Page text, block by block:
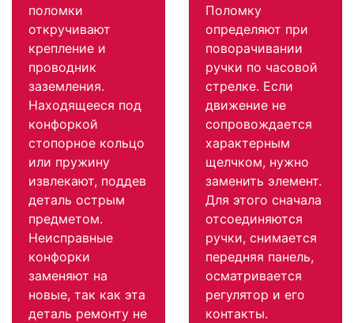
поломки
откручивают
крепление и
проводник
заземления.
Находящееся под
конфоркой
стопорное кольцо
или пружину
извлекают, поддев
деталь острым
предметом.
Неисправные
конфорки
заменяют на
новые, так как эта
деталь ремонту не
Поломку
определяют при
поворачивании
ручки по часовой
стрелке. Если
движение не
сопровождается
характерным
щелчком, нужно
заменить элемент.
Для этого сначала
отсоединяются
ручки, снимается
передняя панель,
осматривается
регулятор и его
контакты.